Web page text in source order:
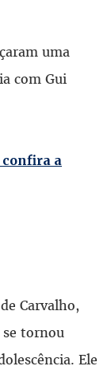
uma
com Gui
confira a
Carvalho,
se tornou
Ele